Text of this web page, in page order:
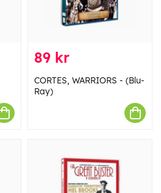
89 kr
CORTES, WARRIORS - (Blu-
Ray)